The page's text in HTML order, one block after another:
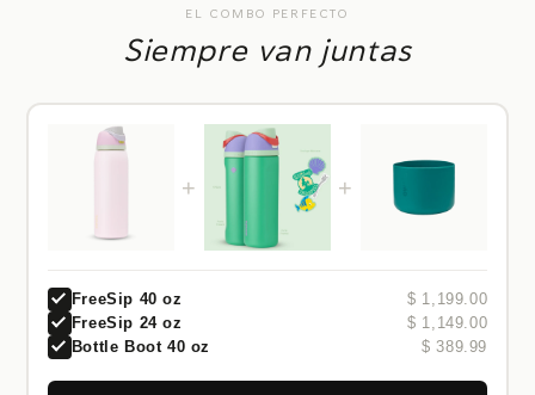
EL COMBO PERFECTO
Siempre van juntas
+ +
FreeSip 40 oz
$ 1,199.00
FreeSip 24 oz
$ 1,149.00
Bottle Boot 40 oz
$ 389.99